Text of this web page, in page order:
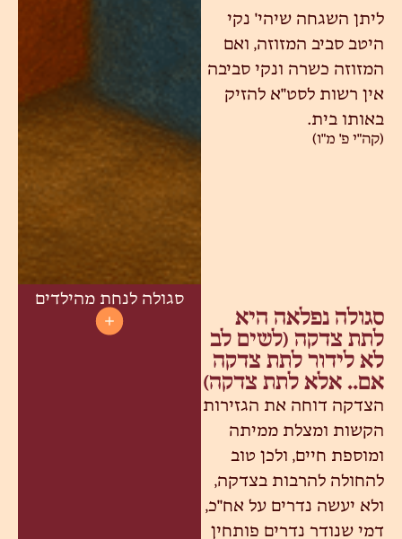
ליתן השגחה שיהי' נקי
היטב סביב המזוזה, ואם
המזוזה כשרה ונקי סביבה
אין רשות לסט"א להזיק
באותו בית.
(קה"י פ' מ"ו)
סגולה נפלאה היא
לתת צדקה (לשים לב
לא לידור לתת צדקה
אם.. אלא לתת צדקה)
הצדקה דוחה את הגזירות
הקשות ומצלת ממיתה
ומוספת חיים, ולכן טוב
להחולה להרבות בצדקה,
ולא יעשה נדרים על אח"כ,
דמי שנודר נדרים פותחין
סגולה לנחת מהילדים